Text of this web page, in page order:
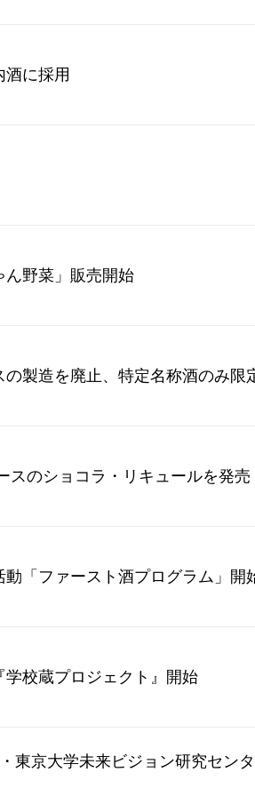
酒に採用
ん野菜」販売開始
の製造を廃止、特定名称酒のみ限
スのショコラ・リキュールを発売
動「ファースト酒プログラム」開
学校蔵プロジェクト』開始
東京大学未来ビジョン研究セン